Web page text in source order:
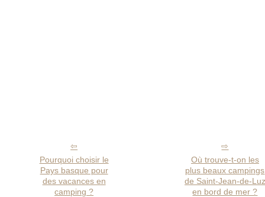
Pourquoi choisir le
Pays basque pour
des vacances en
camping ?
Où trouve-t-on les
plus beaux campings
de Saint-Jean-de-Luz
en bord de mer ?